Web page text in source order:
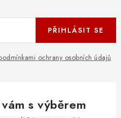
ochrany osobních údajů
PŘIHLÁSIT SE
s výběrem